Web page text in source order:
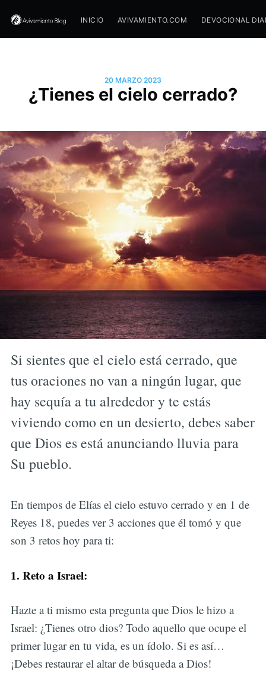
INICIO AVIVAMIENTO.COM DEVOCIONAL
20 MARZO 2023
¿Tienes el cielo cerrado?
Si sientes que el cielo está cerrado, que
tus oraciones no van a ningún lugar, que
hay sequía a tu alrededor y te estás
viviendo como en un desierto, debes saber
que Dios es está anunciando lluvia para
Su pueblo.
En tiempos de Elías el cielo estuvo cerrado y en 1 de
Reyes 18, puedes ver 3 acciones que él tomó y que
son 3 retos hoy para ti:
1. Reto a Israel:
Hazte a ti mismo esta pregunta que Dios le hizo a
Israel: ¿Tienes otro dios? Todo aquello que ocupe el
primer lugar en tu vida, es un ídolo. Si es así…
¡Debes restaurar el altar de búsqueda a Dios!